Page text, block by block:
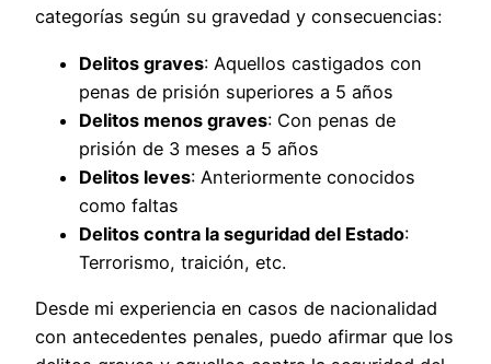
categorías según su gravedad y consecuencias:
Delitos graves: Aquellos castigados con
penas de prisión superiores a 5 años
Delitos menos graves: Con penas de
prisión de 3 meses a 5 años
Delitos leves: Anteriormente conocidos
como faltas
Delitos contra la seguridad del Estado:
Terrorismo, traición, etc.
Desde mi experiencia en casos de nacionalidad
con antecedentes penales, puedo afirmar que los